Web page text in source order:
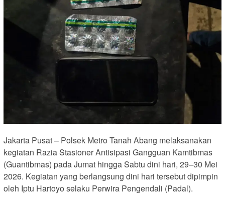
Jakarta Pusat – Polsek Metro Tanah Abang melaksanakan
kegiatan Razia Stasioner Antisipasi Gangguan Kamtibmas
(Guantibmas) pada Jumat hingga Sabtu dini hari, 29–30 Mei
2026. Kegiatan yang berlangsung dini hari tersebut dipimpin
oleh Iptu Hartoyo selaku Perwira Pengendali (Padal).